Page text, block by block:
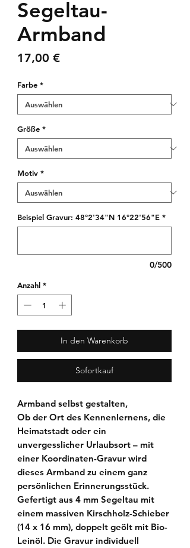
Segeltau-
Armband
17,00 €Preis
Farbe *
Größe *
Motiv *
Beispiel Gravur: 48°2'34"N 16°22'56"E *
0/500
Anzahl *
In den Warenkorb
Sofortkauf
Armband selbst gestalten,
Ob der Ort des Kennenlernens, die
Heimatstadt oder ein
unvergesslicher Urlaubsort – mit
einer Koordinaten-Gravur wird
dieses Armband zu einem ganz
persönlichen Erinnerungsstück.
Gefertigt aus 4 mm Segeltau mit
einem massiven Kirschholz-Schieber
(14 x 16 mm), doppelt geölt mit Bio-
Leinöl. Die Gravur individuell